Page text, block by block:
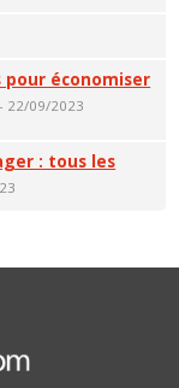
pour économiser
09/2023
: tous les